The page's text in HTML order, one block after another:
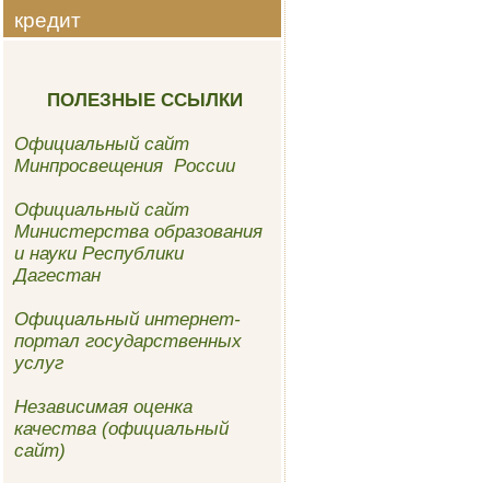
кредит
ПОЛЕЗНЫЕ ССЫЛКИ
Официальный сайт
Минпросвещения России
Официальный сайт
Министерства образования
и науки Республики
Дагестан
Официальный интернет-
портал государственных
услуг
Независимая оценка
качества (официальный
сайт)